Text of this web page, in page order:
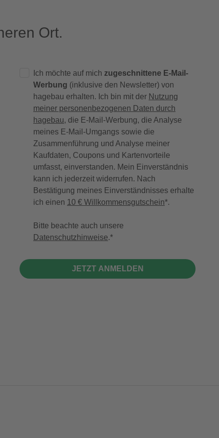
Ort.
Ich möchte auf mich zugeschnittene E-Mail-
Werbung (inklusive den Newsletter) von
hagebau erhalten. Ich bin mit der Nutzung
meiner personenbezogenen Daten durch
hagebau, die E-Mail-Werbung, die Analyse
meines E-Mail-Umgangs sowie die
Zusammenführung und Analyse meiner
Kaufdaten, Coupons und Kartenvorteile
umfasst, einverstanden. Mein Einverständnis
kann ich jederzeit widerrufen. Nach
Bestätigung meines Einverständnisses erhalte
ich einen 10 € Willkommensgutschein*.
Bitte beachte auch unsere
Datenschutzhinweise.
JETZT ANMELDEN